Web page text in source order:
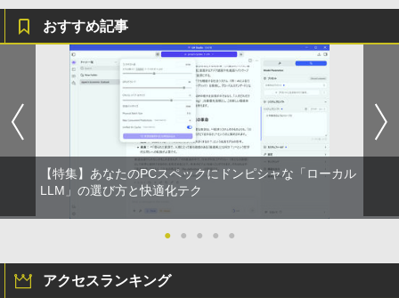
おすすめ記事
【特集】あなたのPCスペックにドンピシャな「ローカル
LLM」の選び方と快適化テク
● ● ● ● ●
アクセスランキング